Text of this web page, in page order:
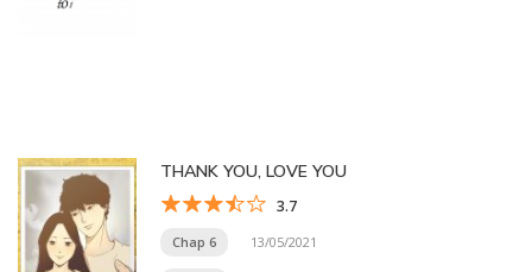
THANK YOU, LOVE YOU
3.7
Chap 6 13/05/2021